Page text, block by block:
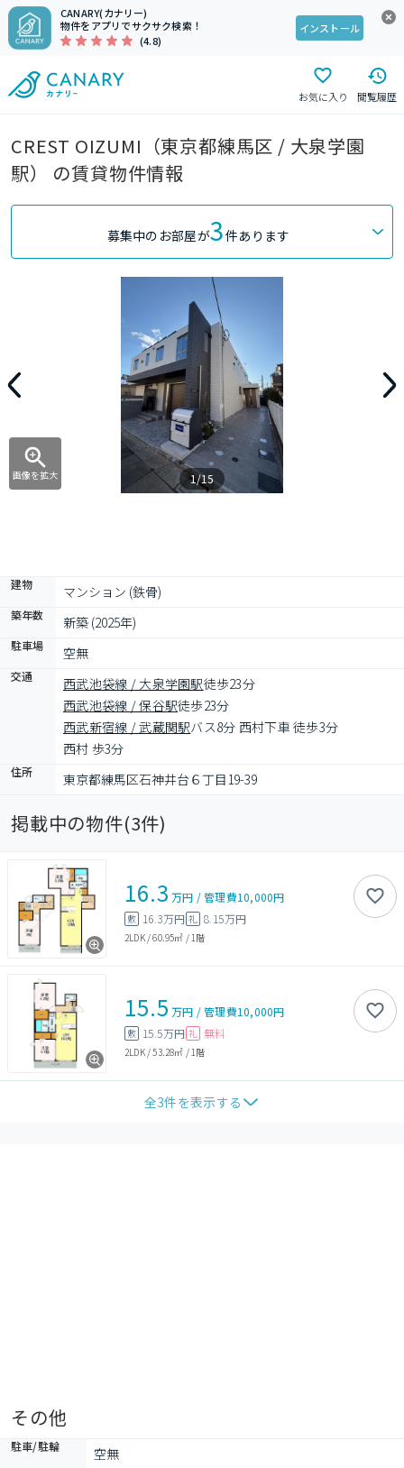
CANARY(カナリー)
物件をアプリでサクサク検索！
(4.8)
インストール
お気に入り 閲覧履歴
CREST OIZUMI（東京都練馬区 / 大泉学園
駅） の賃貸物件情報
募集中のお部屋が3件あります
画像を拡大 1/15
建物 マンション (鉄骨)
築年数 新築 (2025年)
駐車場 空無
交通 西武池袋線 / 大泉学園駅徒歩23分
西武池袋線 / 保谷駅徒歩23分
西武新宿線 / 武蔵関駅バス8分 西村下車 徒歩3分
西村 歩3分
住所 東京都練馬区石神井台６丁目19-39
掲載中の物件(3件)
16.3 万円 /管理費10,000円
敷 16.3万円 礼 8.15万円
2LDK/60.95㎡ / 1階
15.5 万円 /管理費10,000円
敷 15.5万円 礼 無料
2LDK/53.28㎡ / 1階
全3件を表示する
その他
駐車/駐輪 空無